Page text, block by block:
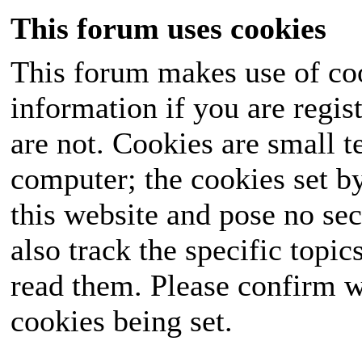
This forum uses cookies
This forum makes use of
information if you are
are not. Cookies are small
computer; the cookies set
this website and pose no
also track the specific
read them. Please confirm
cookies being set.